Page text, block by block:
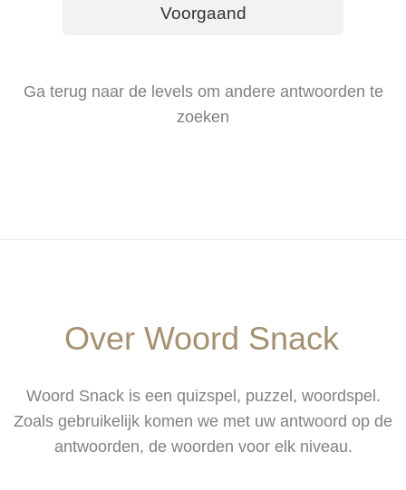
Voorgaand
Ga terug naar de levels om andere antwoorden te
zoeken
Over Woord Snack
Woord Snack is een quizspel, puzzel, woordspel.
Zoals gebruikelijk komen we met uw antwoord op de
antwoorden, de woorden voor elk niveau.